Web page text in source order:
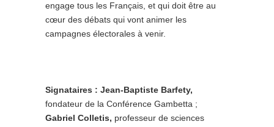
engage tous les Français, et qui doit être au
cœur des débats qui vont animer les
campagnes électorales à venir.
Signataires : Jean-Baptiste Barfety,
fondateur de la Conférence Gambetta ;
Gabriel Colletis, professeur de sciences